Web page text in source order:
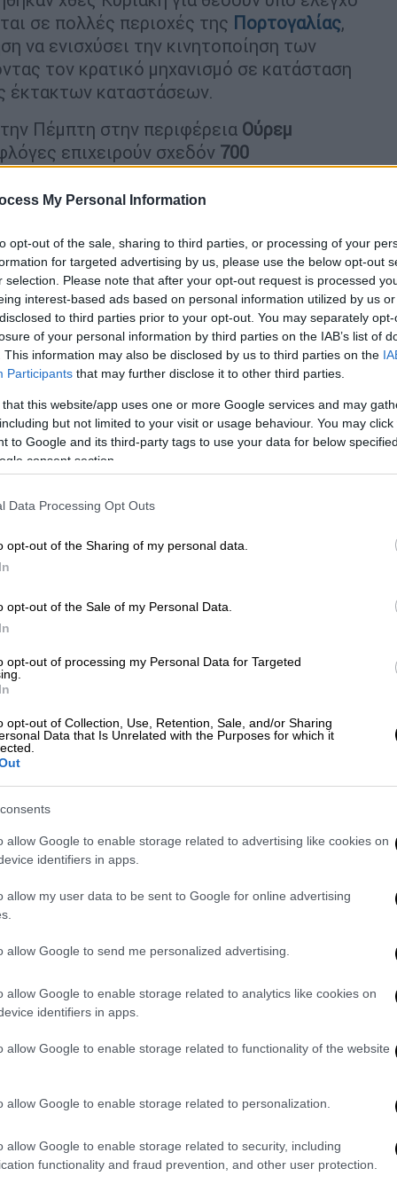
My Personal Information
opt-out of the sale, sharing to third parties, or processing of your
for targeted advertising by us, please use the below opt-out
selection. Please note that after your opt-out request is processed
interest-based ads based on personal information utilized by us
to third parties prior to your opt-out. You may separately
of your personal information by third parties on the IAB’s list of
This information may also be disclosed by us to third parties on the
Participants that may further disclose it to other third parties.
that this website/app uses one or more Google services and may
but not limited to your visit or usage behaviour. You may
to Google and its third-party tags to use your data for below
consent section.
Data Processing Opt Outs
opt-out of the Sharing of my personal data.
opt-out of the Sale of my Personal Data.
opt-out of processing my Personal Data for Targeted
opt-out of Collection, Use, Retention, Sale, and/or Sharing
Data that Is Unrelated with the Purposes for which it
allow Google to enable storage related to advertising like cookies on
identifiers in apps.
allow my user data to be sent to Google for online advertising
allow Google to send me personalized advertising.
allow Google to enable storage related to analytics like cookies on
identifiers in apps.
allow Google to enable storage related to functionality of the website
allow Google to enable storage related to personalization.
allow Google to enable storage related to security, including
functionality and fraud prevention, and other user protection.
σε πολλές περιοχές της Πορτογαλίας,
να ενισχύσει την κινητοποίηση των
τον κρατικό μηχανισμό σε κατάσταση
έκτακτων καταστάσεων.
Πέμπτη στην περιφέρεια Ούρεμ
επιχειρούν σχεδόν 700
σπίτι του χωριού
η Ντονζίλια Μάρκες, αναφερόμενη
της, την Τραβέσα ντε Αλμογκαντέλ, και
εσπευσμένα από το σπίτι της το
χθες το πρωί για να ανακαλύψει
σπίτι της κοινότητάς της δεν υπέστη
15.000 στρέμματα βλάστησης κατά
τουλάχιστον δύο κατοικίες, σύμφωνα
προχώρησαν σε προσωρινές εκκενώσεις
τις φλόγες.
πυροσβέστες έδιναν μάχη με άλλη
Πόμπαλ, στα όρια των περιφερειών
αποτέλεσμα νατραυματιστούν
και πολίτες, πάντως στα
προσφερθούν φροντίδες επιτόπου,
λόγω εισπνοής καπνού ή παρουσίαζαν
απολογισμό που δημοσιοποίησε χθες
ο Αντρέ Φερνάντες.
μετεωρολογικών
του πορτογαλικού πυροσβεστικού
εκατό εστίες φωτιάς σε όλη τη χώρα
μετεωρολογικών συνθηκών» δεν
κατά τόπους, όμως η πορτογαλική
ότι η θερμοκρασία θα ανέβει ακόμα
εβδομάδας.
κινδύνου», όπως το έθεσε ο
ακύρωσε ταξίδι που προγραμμάτιζε να
από κοντά την εξέλιξη της
αποφάσισε να κηρύξει σε κατάσταση
υπηρεσίες άμεσης βοήθειας από σήμερα
την αύξηση του επιπέδου
το μέτρο αυτό της επιτρέπει επίσης να